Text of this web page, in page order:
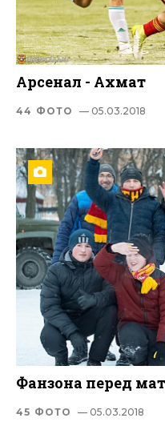
Арсенал - Ахмат
44 ФОТО — 05.03.2018
Фанзона перед
45 ФОТО — 05.03.2018